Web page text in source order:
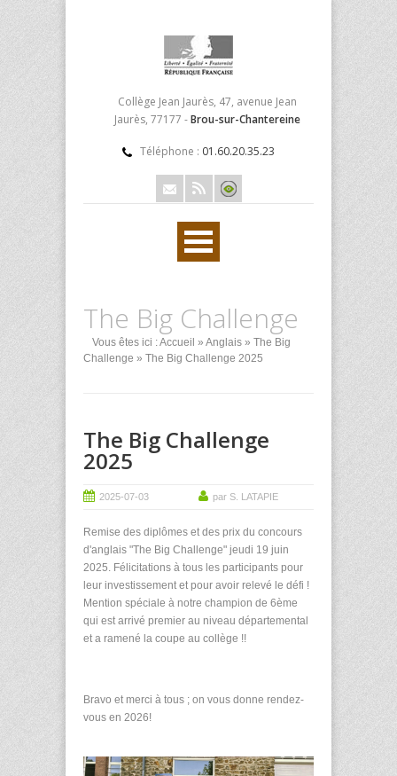
Collège Jean Jaurès, 47, avenue Jean
Jaurès, 77177 -Brou-sur-Chantereine
Téléphone : 01.60.20.35.23
The Big Challenge
Vous êtes ici :Accueil » Anglais » The Big
Challenge » The Big Challenge 2025
The Big Challenge
2025
2025-07-03 par S. LATAPIE
Remise des diplômes et des prix du concours
d'anglais "The Big Challenge" jeudi 19 juin
2025. Félicitations à tous les participants pour
leur investissement et pour avoir relevé le défi !
Mention spéciale à notre champion de 6ème
qui est arrivé premier au niveau départemental
et a ramené la coupe au collège !!
Bravo et merci à tous ; on vous donne rendez-
vous en 2026!